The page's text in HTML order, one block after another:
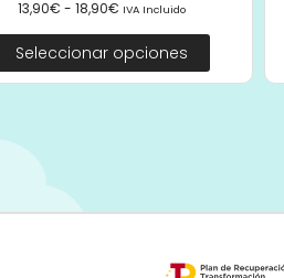
13,90€ - 18,90€ IVA Incluido
Seleccionar opciones